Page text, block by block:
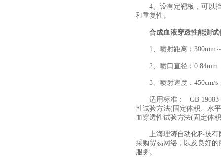
4、设有定靶板，可以挡
和重复性。
合成血液穿透性能测试
1、喷射距离：300mm～
2、喷口直径：0.84mm
3、喷射速度：450cm/s，
适用标准： GB 19083-
性试验方法(固定体积、水
血穿透性试验方法(固定体
上海理涛自动化科技有限
采购贸易网络，以及良好
服务。